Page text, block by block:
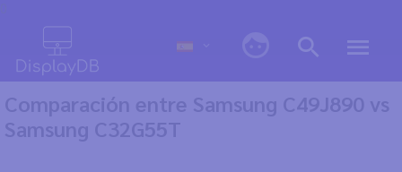
Comparación entre Samsung C49J890 vs
Samsung C32G55T